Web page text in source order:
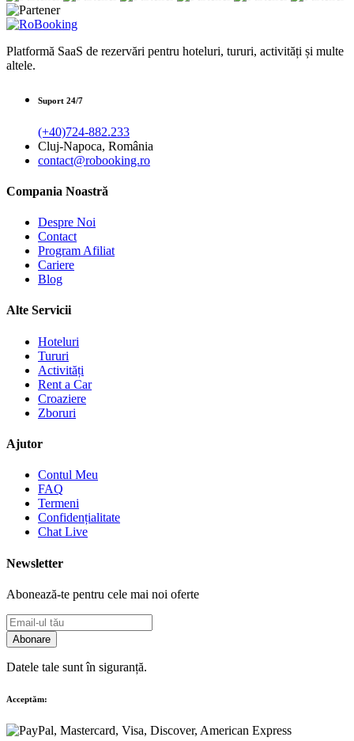
Platformă SaaS de rezervări pentru hoteluri, tururi, activități și multe
altele.
Suport 24/7
(+40)724-882.233
Cluj-Napoca, România
contact@robooking.ro
Compania Noastră
Despre Noi
Contact
Program Afiliat
Cariere
Blog
Alte Servicii
Hoteluri
Tururi
Activități
Rent a Car
Croaziere
Zboruri
Ajutor
Contul Meu
FAQ
Termeni
Confidențialitate
Chat Live
Newsletter
Abonează-te pentru cele mai noi oferte
Abonare
Datele tale sunt în siguranță.
Acceptăm: